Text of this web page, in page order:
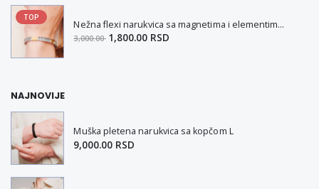
TOP
Nežna flexi narukvica sa magnetima i elementima u boji zlata i bakrom M
3,000.00 1,800.00 RSD
NAJNOVIJE
Muška pletena narukvica sa kopčom L
9,000.00 RSD